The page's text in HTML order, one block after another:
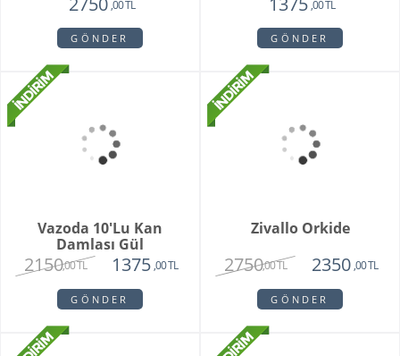
GÖNDER GÖNDER
9800,00 TL 8250,00 TL
GÖNDER
1620,00 TL 1450
GÖNDER